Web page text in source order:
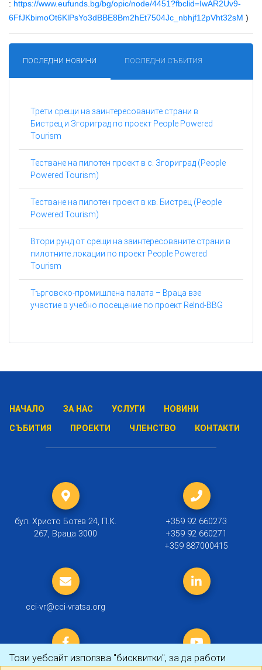
Този уебсайт използва "бисквитки", за да работи
: https://www.eufunds.bg/bg/opic/node/4451?fbclid=IwAR2Uv9-
6FfJKbimoOt6KlPsYo3dBBE8Bm2hEt7504Jc_nbhjf12pVht32sM )
ПОСЛЕДНИ НОВИНИ ПОСЛЕДНИ СЪБИТИЯ
Трети срещи на заинтересованите страни в
Бистрец и Згориград по проект People Powered
Tourism
Тестване на пилотен проект в с. Згориград (People
Powered Tourism)
Тестване на пилотен проект в кв. Бистрец (People
Powered Tourism)
Втори рунд от срещи на заинтересованите страни в
пилотните локации по проект People Powered
Tourism
Търговско-промишлена палата – Враца взе
участие в учебно посещение по проект ReInd-BBG
НАЧАЛО ЗА НАС УСЛУГИ
НОВИНИ
СЪБИТИЯ
ПРОЕКТИ ЧЛЕНСТВО КОНТАКТИ
бул. Христо Ботев 24, П.К.
267, Враца 3000
+359 92 660273
+359 92 660271
+359 887000415
cci-vr@cci-vratsa.org